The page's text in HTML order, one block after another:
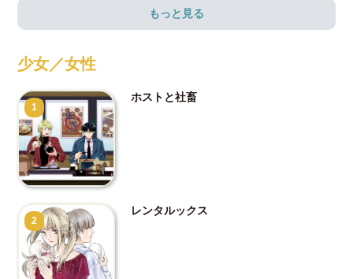
もっと見る
少女／女性
1
ホストと社畜
2
レンタルックス